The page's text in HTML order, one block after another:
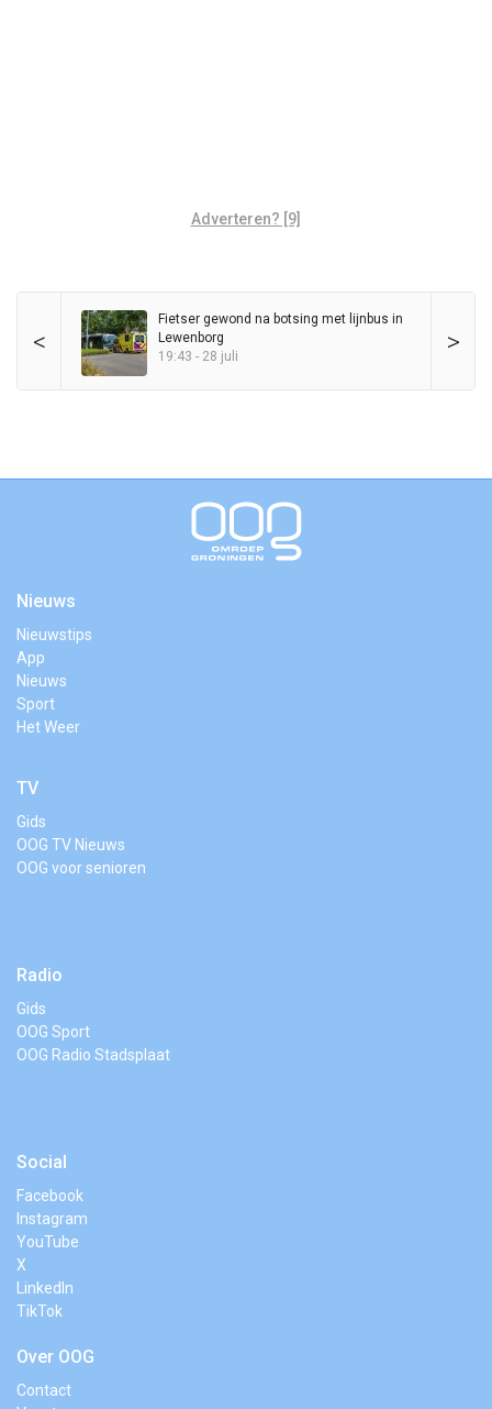
Adverteren? [9]
< >
Fietser gewond na botsing met lijnbus in
Lewenborg
19:43 - 28 juli
Nieuws
Nieuwstips
App
Nieuws
Sport
Het Weer
TV
Gids
OOG TV Nieuws
OOG voor senioren
Radio
Gids
OOG Sport
OOG Radio Stadsplaat
Social
Facebook
Instagram
YouTube
X
LinkedIn
TikTok
Over OOG
Contact